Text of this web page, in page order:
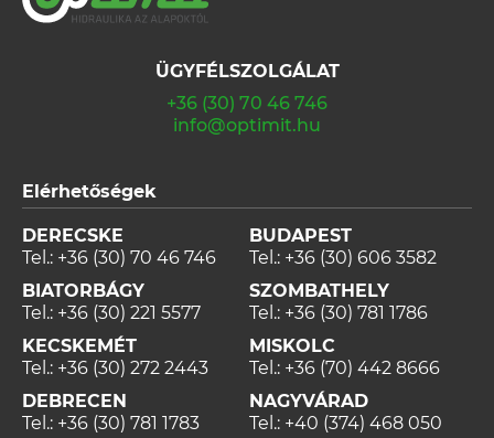
ÜGYFÉLSZOLGÁLAT
+36 (30) 70 46 746
info@optimit.hu
Elérhetőségek
DERECSKE
Tel.: +36 (30) 70 46 746
BIATORBÁGY
Tel.: +36 (30) 221 5577
KECSKEMÉT
Tel.: +36 (30) 272 2443
DEBRECEN
Tel.: +36 (30) 781 1783
BUDAPEST
Tel.: +36 (30) 606 3582
SZOMBATHELY
Tel.: +36 (30) 781 1786
MISKOLC
Tel.: +36 (70) 442 8666
NAGYVÁRAD
Tel.: +40 (374) 468 050